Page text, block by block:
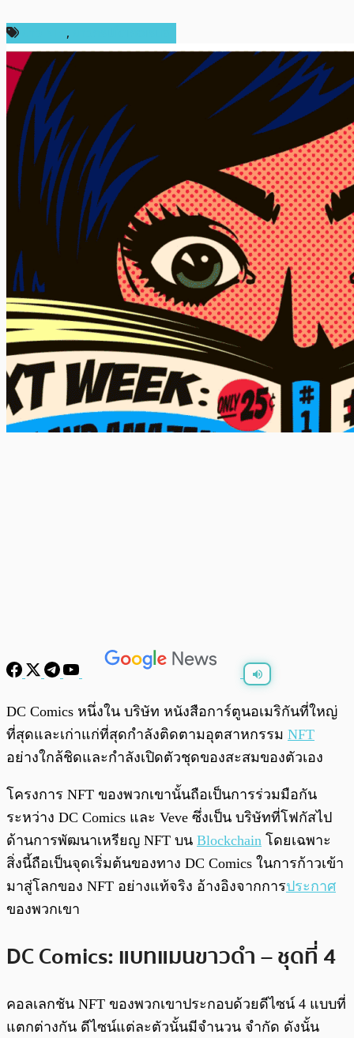
,
0:00/ 0:00
DC Comics หนึ่งใน บริษัท หนังสือการ์ตูนอเมริกันที่ใหญ่
ที่สุดและเก่าแก่ที่สุดกำลังติดตามอุตสาหกรรม NFT
อย่างใกล้ชิดและกำลังเปิดตัวชุดของสะสมของตัวเอง
โครงการ NFT ของพวกเขานั้นถือเป็นการร่วมมือกัน
ระหว่าง DC Comics และ Veve ซึ่งเป็น บริษัทที่โฟกัสไป
ด้านการพัฒนาเหรียญ NFT บน Blockchain โดยเฉพาะ
สิ่งนี้ถือเป็นจุดเริ่มต้นของทาง DC Comics ในการก้าวเข้า
มาสู่โลกของ NFT อย่างแท้จริง อ้างอิงจากการประกาศ
ของพวกเขา
DC Comics: แบทแมนขาวดำ – ชุดที่ 4
คอลเลกชัน NFT ของพวกเขาประกอบด้วยดีไซน์ 4 แบบที่
แตกต่างกัน ดีไซน์แต่ละตัวนั้นมีจำนวน จำกัด ดังนั้น